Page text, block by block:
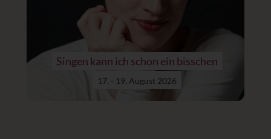
Singen kann ich schon ein bisschen
17. - 19. August 2026